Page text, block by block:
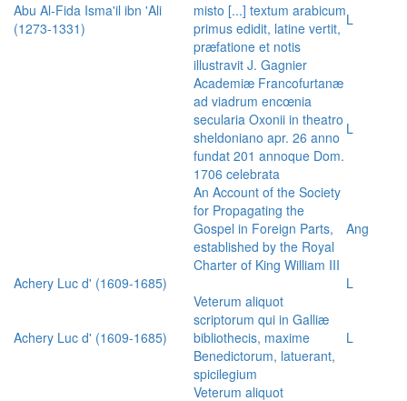
Abu Al-Fida Isma'il ibn 'Ali
(1273-1331)
misto [...] textum arabicum
primus edidit, latine vertit,
præfatione et notis
illustravit J. Gagnier
L
Academiæ Francofurtanæ
ad viadrum encœnia
secularia Oxonii in theatro
sheldoniano apr. 26 anno
fundat 201 annoque Dom.
1706 celebrata
L
An Account of the Society
for Propagating the
Gospel in Foreign Parts,
established by the Royal
Charter of King William III
Ang
Achery Luc d' (1609-1685) L
Achery Luc d' (1609-1685)
Veterum aliquot
scriptorum qui in Galliæ
bibliothecis, maxime
Benedictorum, latuerant,
spicilegium
L
Veterum aliquot